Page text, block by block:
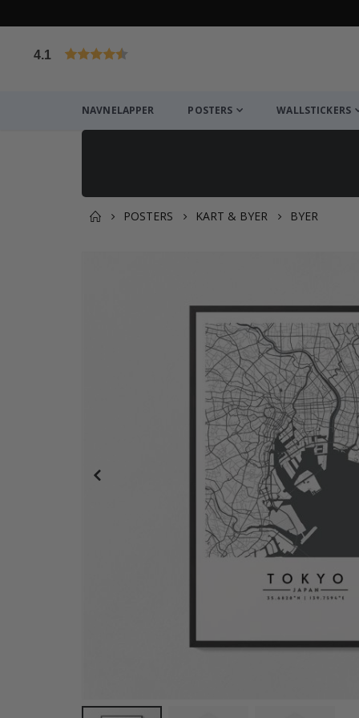
4.1
NAVNELAPPER POSTERS WALLSTICKERS
POSTERS KART & BYER BYER
Plakat - 2026 Kalender